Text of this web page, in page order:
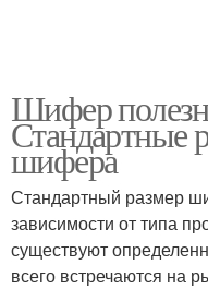
Шифер
Стандартные
шифера
Стандартный размер
зависимости от типа
существуют
всего встречаются на